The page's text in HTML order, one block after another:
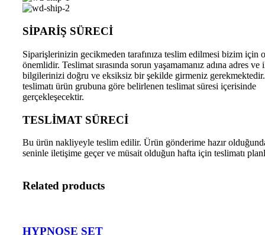
SİPARİŞ SÜRECİ
Siparişlerinizin gecikmeden tarafınıza teslim edilmesi bizim için
önemlidir. Teslimat sırasında sorun yaşamamanız adına adres ve
bilgilerinizi doğru ve eksiksiz bir şekilde girmeniz
teslimatı ürün grubuna göre belirlenen teslimat süresi içerisinde
gerçekleşecektir.
TESLİMAT SÜRECİ
Bu ürün nakliyeyle teslim edilir. Ürün gönderime hazır
seninle iletişime geçer ve müsait olduğun hafta için teslimatı
Related products
HYPNOSE SET